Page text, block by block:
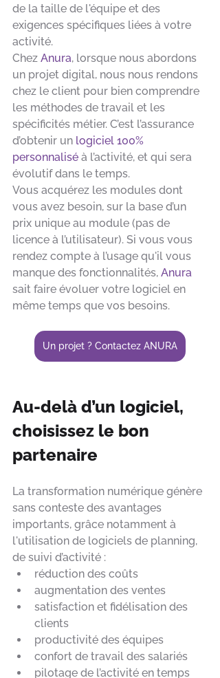
de la taille de l'équipe et des
exigences spécifiques liées à votre
activité.
Chez Anura, lorsque nous abordons
un projet digital, nous nous rendons
chez le client pour bien comprendre
les méthodes de travail et les
spécificités métier. C’est l’assurance
d’obtenir un logiciel 100%
personnalisé à l’activité, et qui sera
évolutif dans le temps.
Vous acquérez les modules dont
vous avez besoin, sur la base d’un
prix unique au module (pas de
licence à l’utilisateur). Si vous vous
rendez compte à l’usage qu'il vous
manque des fonctionnalités, Anura
sait faire évoluer votre logiciel en
même temps que vos besoins.
Un projet ? Contactez ANURA
Au-delà d’un logiciel,
choisissez le bon
partenaire
La transformation numérique génère
sans conteste des avantages
importants, grâce notamment à
l'utilisation de logiciels de planning,
de suivi d’activité :
réduction des coûts
augmentation des ventes
satisfaction et fidélisation des
clients
productivité des équipes
confort de travail des salariés
pilotage de l’activité en temps